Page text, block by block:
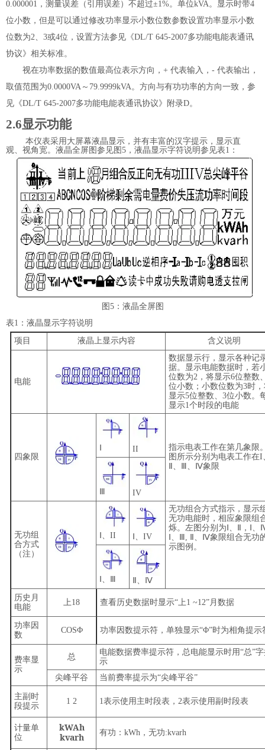
0.000001 ，测量误差（引用误差）不超过±1%。单位kVA。 显示时带4
位小数，但是可以通过修改功率显示小数位数参数设置功率显示小数
位数为2、 3或4位， 设置方法参见《DL/T 645-2007多功能电能表通讯
协议》相关标准。
视在功率数据的数值最高位表示方向， + 代表输入， - 代表输出，
取值范围为0.0000VA ～ 79.9999kVA。方向与有功功率的方向一致， 参
见《DL/T 645-2007多功能电能表通讯协议》附录D。
2.6显示功能
本仪表采用大屏幕液晶显示，并有丰富的汉字提示，显示直
观、视角宽。液晶全屏图参见图 5 ，液晶显示字符说明参见表1 ：
图5：液晶全屏图
表1 ：液晶显示字符说明
项目
液晶上显示内容 含义说明
电能
数据显示行，显示各种记
据。显示电能数据时，若
位数为2 ，将显示6位整数
位小数；小数位数为3时
显示5位整数、 3位小数。
显示1个时段的电能
四象限
Ⅰ II
指示电表工作在第几象限
图所示分别为电表工作在I
Ⅱ、Ⅲ、Ⅳ象限
Ⅲ IV
无功组
合方式
（注）
Ⅰ II Ⅰ 、IV
无功组合方式指示，显示
无功电能时，相应象限组
烁。左图分别为Ⅰ、Ⅱ，Ⅰ
Ⅰ、Ⅲ
Ⅱ、Ⅳ象限组合无功
示图例。
Ⅰ Ⅲ Ⅱ
Ⅳ
历史月
电能
上18 查看历史数据时显示“ 上 1 ~12” 月数据
功率因
数
COSΦ 功率因数提示符，单独显示“Φ”时为相角提示
费率显
示
总
电能数据费率提示符，总电能显示时用“总”
示
尖峰平谷
当前费率提示为“尖峰平谷”
主副时
段提示
1 2 1表示使用主时段表， 2表示使用副时段表
计量单
位
kWAh
kvarh
有功： kWh ，无功:kvarh